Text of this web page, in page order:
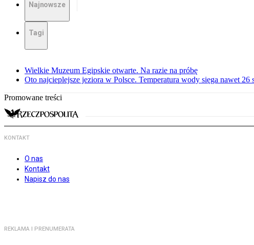
Najnowsze
Tagi
Wielkie Muzeum Egipskie otwarte. Na razie na próbę
Oto najcieplejsze jeziora w Polsce. Temperatura wody sięga nawet 26
Promowane treści
KONTAKT
O nas
Kontakt
Napisz do nas
REKLAMA I PRENUMERATA